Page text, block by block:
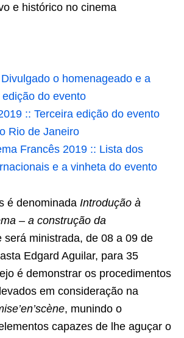
e histórico no cinema
o homenageado e a
do evento
:: Terceira edição do evento
Rio de Janeiro
Francês 2019 :: Lista dos
e a vinheta do evento
é denominada Introdução à
– a construção da
será ministrada, de 08 a 09 de
Edgard Aguilar, para 35
é demonstrar os procedimentos
em consideração na
, munindo o
capazes de lhe aguçar o